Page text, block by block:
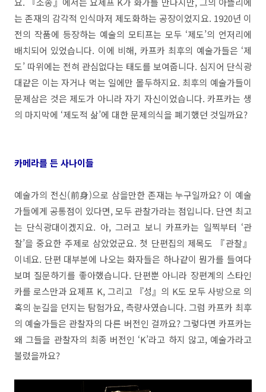
는 존재의 감각적 인식마저 제도화하는 공장이었지요. 1920년 이
전의 작품에 등장하는 예술의 모티프는 모두 ‘제도’의 언저리에
배치되어 있었습니다. 이에 비해, 카프카 최후의 예술가들은 ‘제
도’ 따위에는 전혀 관심없다는 태도를 보여줍니다. 심지어 단식광
대같은 이는 자거나 먹는 일에만 몰두하지요. 최후의 예술가들이
문제삼은 것은 제도가 아니라 자기 자신이었습니다. 카프카는 생
의 마지막에 ‘제도적 삶’에 대한 문제의식을 폐기했던 것일까요?
카메라를 든 사나이들
예술가의 전신(前身)으로 삼을만한 존재는 누구일까요? 이 예술
가들에게 공통점이 있다면, 모두 관찰가라는 점입니다. 단연 최고
는 단식광대이겠지요. 아, 그러고 보니 카프카는 일찍부터 ‘관
찰’을 중요한 주제로 삼았었군요. 첫 단편집의 제목도 『관찰』
이네요. 단편 대부분에 나오는 화자들은 하나같이 뭔가를 들여다
보며 질문하기를 좋아했습니다. 단편뿐 아니라 장편계의 스타인
카를 로스만과 요제프 K, 그리고 『성』의 K도 모두 사방으로 의
혹의 눈길을 던지는 탐험가요, 측량사였습니다. 그럼 카프카 최후
의 예술가들은 관찰자의 다른 버전인 걸까요? 그렇다면 카프카는
왜 그들을 관찰자의 최종 버전인 ‘K’라고 하지 않고, 예술가라고
불렀을까요?